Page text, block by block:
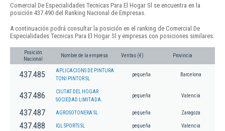
Comercial De Especialidades Tecnicas Para El Hogar Sl se encuentra en la
posición 437.490 del Ranking Nacional de Empresas.
A continuación podrá consultar la posición en el ranking de Comercial De
Especialidades Tecnicas Para El Hogar Sl y empresas con posiciones similares:
Posición
Nacional
Nombre de la empresa Ventas (€) Provincia
437.485
APLICACIONS DE PINTURA
TONI PINTOR SL
pequeña Barcelona
437.486
CIUTAT DEL HOGAR
SOCIEDAD LIMITADA.
pequeña Valencia
437.487 AGROSOTONERA SL pequeña Zaragoza
437.488 IQL SPORTS SL pequeña Valencia